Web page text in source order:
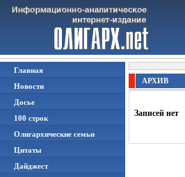
Главная
Новости
Досье
100 строк
Олигархические семьи
Цитаты
Дайджест
АРХИВ
Записей нет